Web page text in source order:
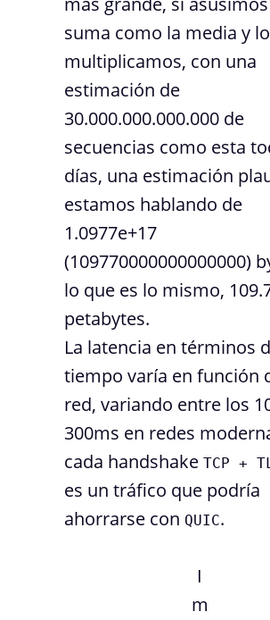
suma como la media y lo
multiplicamos, con una
estimación de
30.000.000.000.000 de
secuencias como esta
días, una estimación
estamos hablando de
1.0977e+17
(109770000000000000)
lo que es lo mismo,
petabytes.
La latencia en términos
tiempo varía en función
red, variando entre los
300ms en redes
cada handshake TCP +
es un tráfico que podría
ahorrarse con QUIC.
I
m